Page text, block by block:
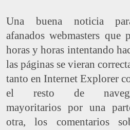
Una buena noticia
afanados webmasters que
horas y horas intentando
las páginas se vieran
tanto en Internet Explorer
el resto de
mayoritarios por una
otra, los comentarios